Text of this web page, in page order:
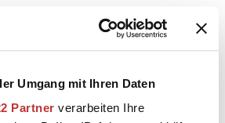
Umgang mit Ihren Daten
Partner verarbeiten Ihre